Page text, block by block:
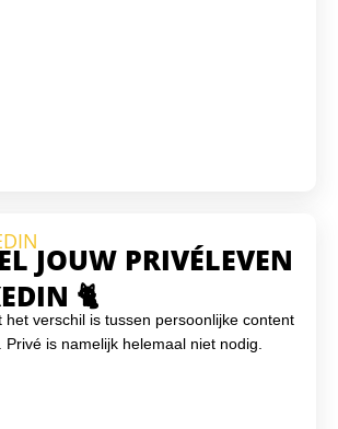
JOUW PRIVÉLEVEN
🐈
het verschil is tussen persoonlijke content
is namelijk helemaal niet nodig.